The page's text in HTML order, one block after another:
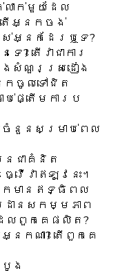
ាក់មួយដែល
ើអ្នកចង់
អ្នកដែរឬទេ?
? តើវាជាការ
ងសំណួរស្រដៀង
នកចូលទៅជិត
ផ្តើមការប
នួនសម្រាប់ពេល
នជាគំនិត
វើវាឥឡូវនេះ។
កមានឥទ្ធិពល
ានសកម្មភាព
ែលពួកគេផលិត?
កណា? តើ​ពួក​គេ​
ង